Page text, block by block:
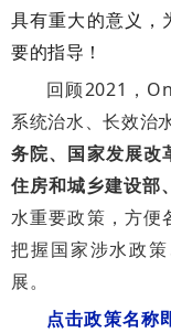
学术交流
学术前沿
具有重大的意义，
要的指导！
回顾2021，
系统治水、长效治
务院、国家发展改
住房和城乡建设部
水重要政策，方便
把握国家涉水政
展。
点击政策名称